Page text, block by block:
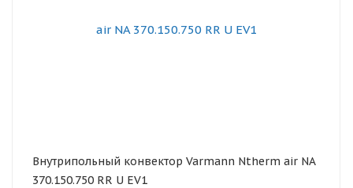
Внутрипольный конвектор Varmann Ntherm air NA
370.150.750 RR U EV1